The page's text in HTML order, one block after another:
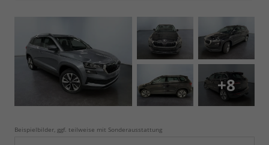
+8
Beispielbilder, ggf. teilweise mit Sonderausstattung